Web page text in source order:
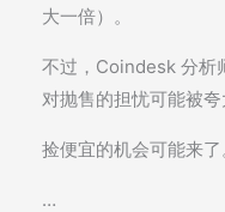
大一倍）。
不过，Coindesk 分析
对抛售的担忧可能被夸
捡便宜的机会可能来了
…